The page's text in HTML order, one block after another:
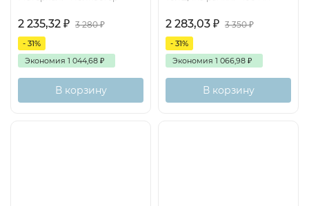
2 235,32 ₽ 3 280₽
- 31%
Экономия 1 044,68 ₽
В корзину
2 283,03 ₽ 3 350₽
- 31%
Экономия 1 066,98 ₽
В корзину